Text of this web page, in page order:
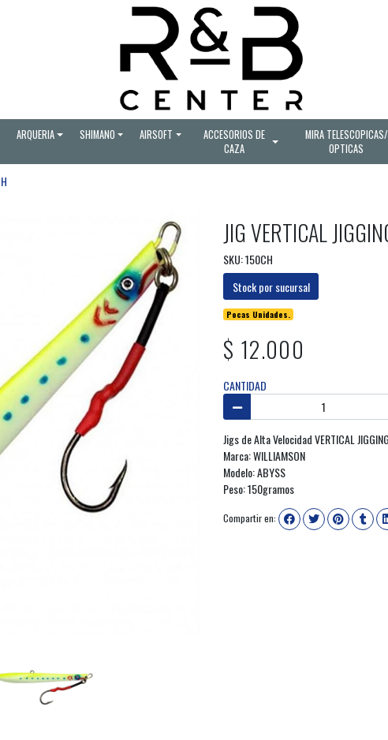
ARQUERIA SHIMANO AIRSOFT
ACCESORIOS DE
CAZA
MIRA TELESCOPICAS/
OPTICAS
JIG VERTICAL
SKU: 150CH
Stock por sucursal
Pocas Unidades.
$ 12.000
CANTIDAD
Jigs de Alta Velocidad VERTICAL JIGGING
Marca: WILLIAMSON
Modelo: ABYSS
Peso: 150gramos
Compartir en: